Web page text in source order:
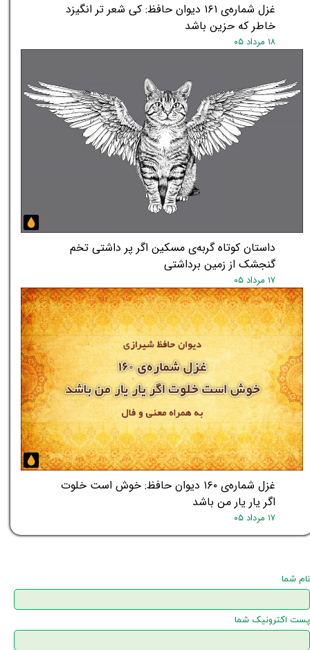
غزل شماره‌ی ۱۶۱ دیوان حافظ: کی شعر تر انگیزد
خاطر که حزین باشد
۱۸ مرداد ۰۵
داستان کوتاه گربه‌ی مسکین اگر پر داشتی تخم
گنجشک از زمین برداشتی
۱۷ مرداد ۰۵
غزل شماره‌ی ۱۶۰ دیوان حافظ: خوش است خلوت
اگر یار یار من باشد
۱۷ مرداد ۰۵
نام شما
پست اکترونیک شما